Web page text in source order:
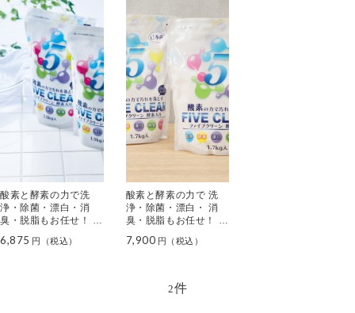
酸素と酵素の力で洗
浄・除菌・漂白・消
臭・脱脂もお任せ！ フ
6,875
酸素と酵素の力で 洗
浄・除菌・漂白・ 消
臭・脱脂もお任せ！ フ
量セット＞
7,900
2件